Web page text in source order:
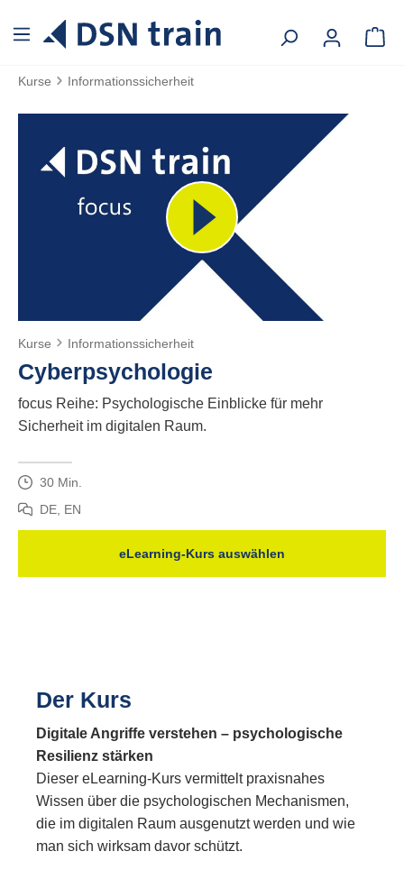
springen
Kurse Informationssicherheit
Kurse Informationssicherheit
Cyberpsychologie
focus Reihe: Psychologische Einblicke für mehr
Sicherheit im digitalen Raum.
30 Min.
DE, EN
eLearning-Kurs auswählen
Der Kurs
Digitale Angriffe verstehen – psychologische
Resilienz stärken
Dieser eLearning-Kurs vermittelt praxisnahes
Wissen über die psychologischen Mechanismen,
die im digitalen Raum ausgenutzt werden und wie
man sich wirksam davor schützt.